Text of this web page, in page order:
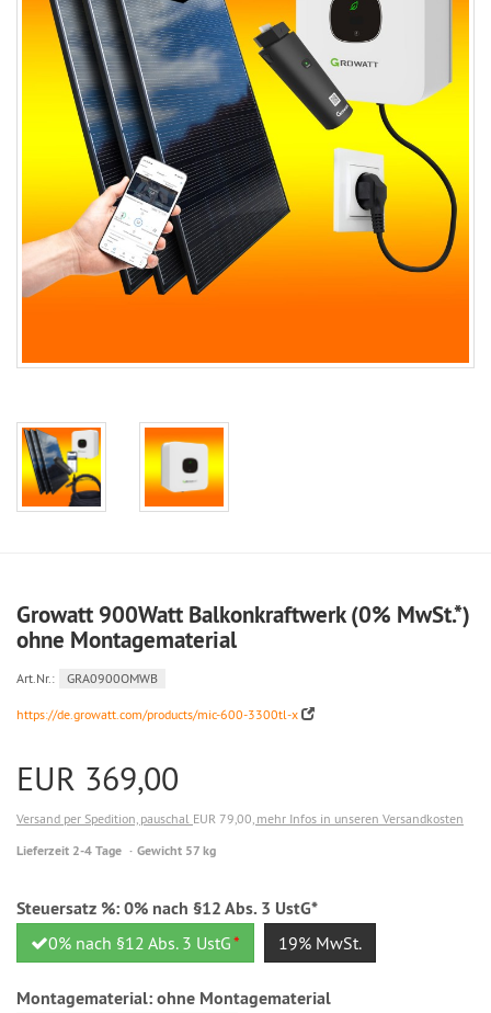
Growatt 900Watt Balkonkraftwerk (0% MwSt.*)
ohne Montagematerial
Art.Nr.: GRA0900OMWB
https://de.growatt.com/products/mic-600-3300tl-x
EUR 369,00
Versand per Spedition, pauschal EUR 79,00, mehr Infos in unseren Versandkosten
Lieferzeit 2-4 Tage Gewicht 57 kg
Steuersatz %:0% nach §12 Abs. 3 UstG*
0% nach §12 Abs. 3 UstG* 19% MwSt.
Montagematerial:ohne Montagematerial